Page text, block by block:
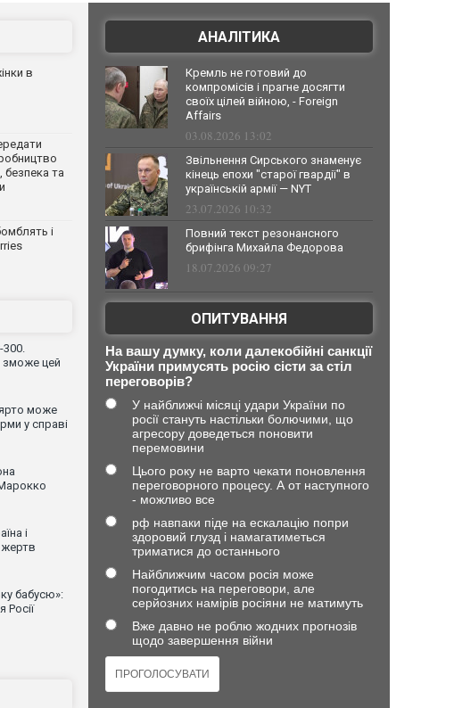
в
безпека та
і
300.
зможе цей
може
у справі
і
бабусю»:
Росії
АНАЛІТИКА
Кремль не готовий до
компромісів і прагне досягти
своїх цілей війною, - Foreign
Affairs
03.08.2026 13:02
Звільнення Сирського знаменує
кінець епохи "старої гвардії" в
українській армії — NYT
23.07.2026 10:32
Повний текст резонансного
брифінга Михайла Федорова
18.07.2026 09:27
ОПИТУВАННЯ
На вашу думку, коли далекобійні санкції
України примусять росію сісти за стіл
переговорів?
У найближчі місяці удари України по
росії стануть настільки болючими, що
агресору доведеться поновити
перемовини
Цього року не варто чекати поновлення
переговорного процесу. А от наступного
- можливо все
рф навпаки піде на ескалацію попри
здоровий глузд і намагатиметься
триматися до останнього
Найближчим часом росія може
погодитись на переговори, але
серйозних намірів росіяни не матимуть
Вже давно не роблю жодних прогнозів
щодо завершення війни